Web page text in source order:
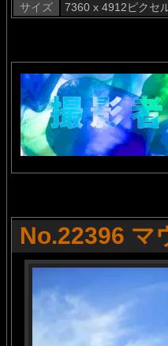
サイズ
7360 x 4912ピクセ
No.22396 マ